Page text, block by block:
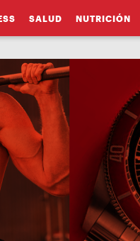
SALUD NUTRICIÓN